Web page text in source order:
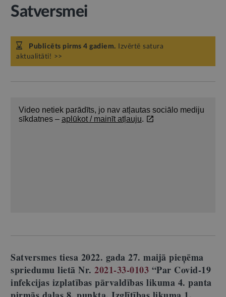
Satversmei
Publicēts pirms 4 gadiem. Izvērtē satura
aktualitāti! >>
Satversmes tiesa 2022. gada 27. maijā pieņēma
spriedumu lietā Nr. 2021-33-0103 “Par Covid-19
infekcijas izplatības pārvaldības likuma 4. panta